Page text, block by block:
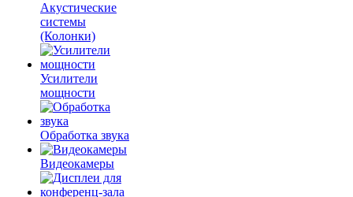
Акустические
системы
(Колонки)
Усилители
мощности
Обработка звука
Видеокамеры